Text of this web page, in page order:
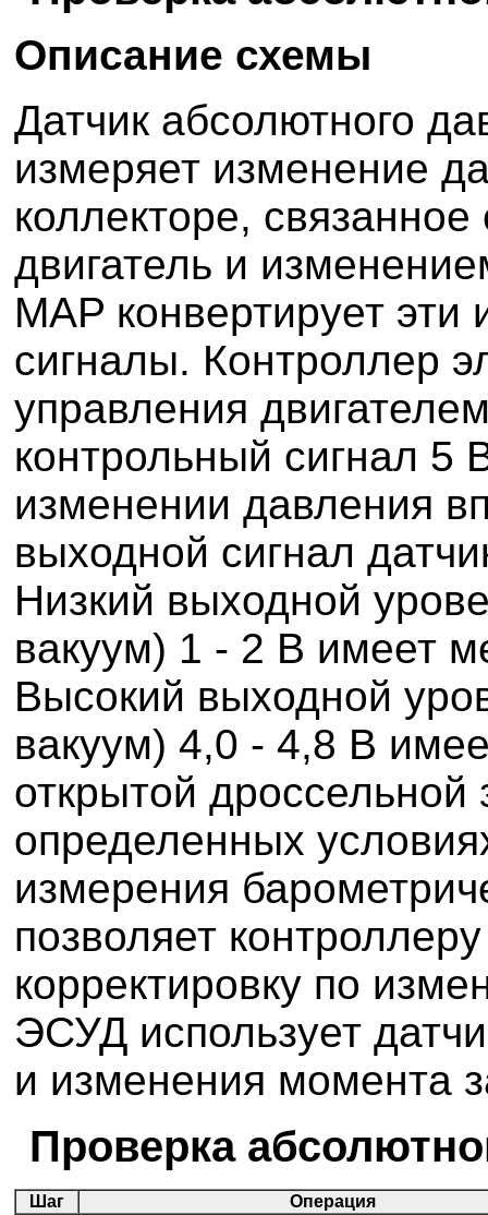
Описание схемы
Датчик абсолютного
измеряет изменение
коллекторе,
двигатель и
MAP конвертирует
сигналы. Контроллер
управления
контрольный сигнал 5
изменении давления
выходной сигнал
Низкий выходной
вакуум) 1 - 2 В имеет
Высокий выходной
вакуум) 4,0 - 4,8 В
открытой дроссельной
определенных
измерения
позволяет
корректировку по
ЭСУД использует
и изменения момента
Проверка
Шаг Операция